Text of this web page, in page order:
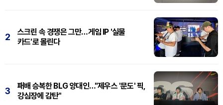
2
스크린 속 경쟁은 그만…게임 IP '실물
카드'로 몰린다
3
패배 승복한 BLG 양대인…"제우스 '문도' 픽,
강심장에 감탄"